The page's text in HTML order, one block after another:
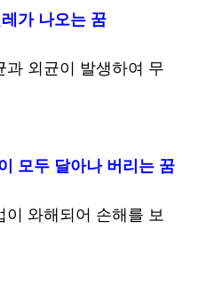
가 나오는 꿈
외균이 발생하여 무
모두 달아나 버리는 꿈
와해되어 손해를 보